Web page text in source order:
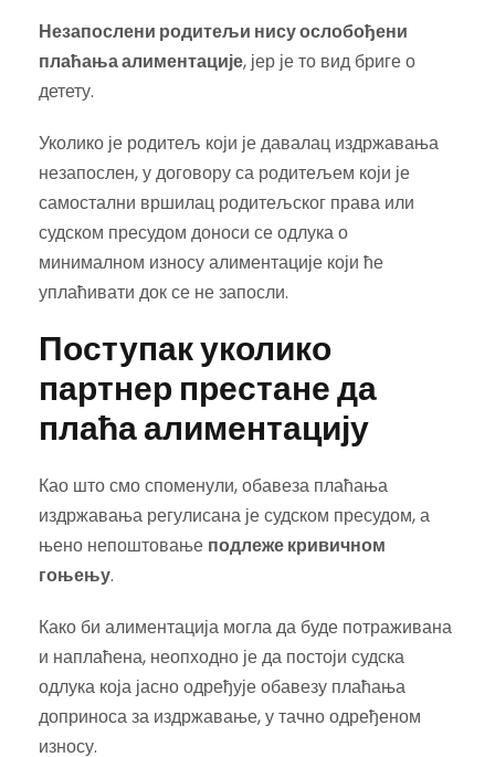
Незапослени родитељи нису ослобођени
плаћања алиментације, јер је то вид бриге о
детету.
Уколико је родитељ који је давалац издржавања
незапослен, у договору са родитељем који је
самостални вршилац родитељског права или
судском пресудом доноси се одлука о
минималном износу алиментације који ће
уплаћивати док се не запосли.
Поступак уколико
партнер престане да
плаћа алиментацију
Као што смо споменули, обавеза плаћања
издржавања регулисана је судском пресудом, а
њено непоштовање подлеже кривичном
гоњењу.
Како би алиментација могла да буде потраживана
и наплаћена, неопходно је да постоји судска
одлука која јасно одређује обавезу плаћања
доприноса за издржавање, у тачно одређеном
износу.